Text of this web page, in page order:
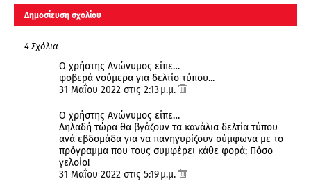
Δημοσίευση σχολίου
4 Σχόλια
Ο χρήστης Ανώνυμος είπε…
φοβερά νούμερα για δελτίο τύπου...
31 Μαΐου 2022 στις 2:13 μ.μ.
Ο χρήστης Ανώνυμος είπε…
Δηλαδή τώρα θα βγάζουν τα κανάλια δελτία τύπου
ανά εβδομάδα για να πανηγυρίζουν σύμφωνα με το
πρόγραμμα που τους συμφέρει κάθε φορά; Πόσο
γελοίο!
31 Μαΐου 2022 στις 5:19 μ.μ.